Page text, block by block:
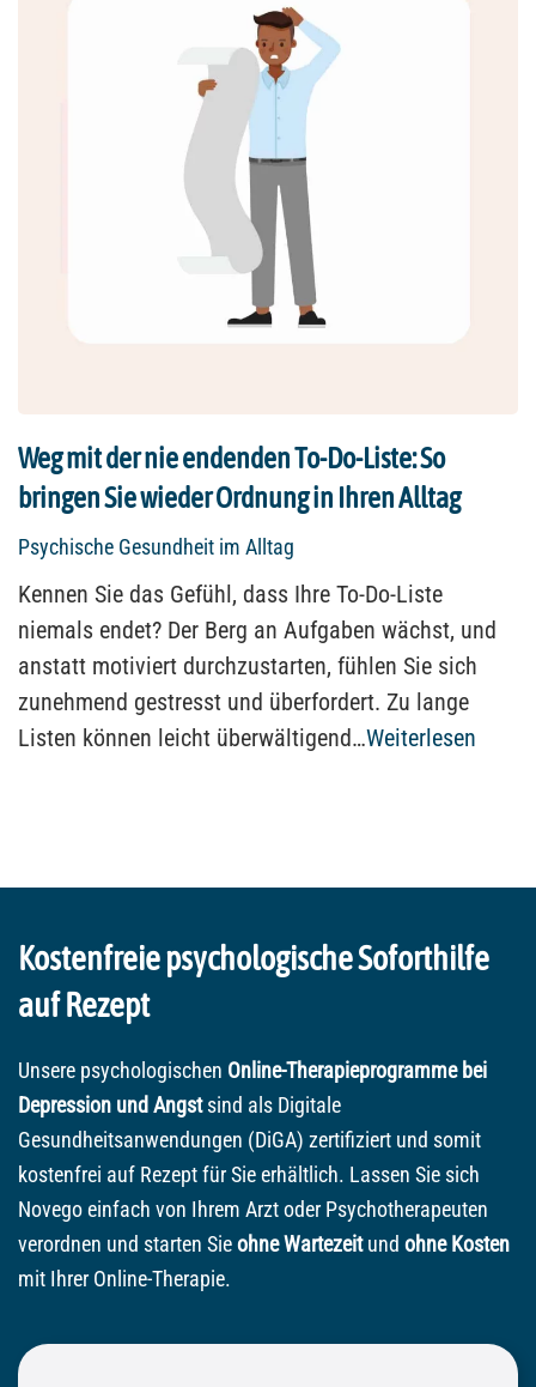
Weg mit der nie endenden To-Do-Liste: So
bringen Sie wieder Ordnung in Ihren Alltag
Psychische Gesundheit im Alltag
Kennen Sie das Gefühl, dass Ihre To-Do-Liste
niemals endet? Der Berg an Aufgaben wächst, und
anstatt motiviert durchzustarten, fühlen Sie sich
zunehmend gestresst und überfordert. Zu lange
Listen können leicht überwältigend…Weiterlesen
Kostenfreie psychologische Soforthilfe
auf Rezept
Unsere psychologischen Online-Therapieprogramme bei
Depression und Angstsind als Digitale
Gesundheitsanwendungen (DiGA) zertifiziert und somit
kostenfrei auf Rezept für Sie erhältlich. Lassen Sie sich
Novego einfach von Ihrem Arzt oder Psychotherapeuten
verordnen und starten Sieohne Wartezeitund ohne Kosten
mit Ihrer Online-Therapie.